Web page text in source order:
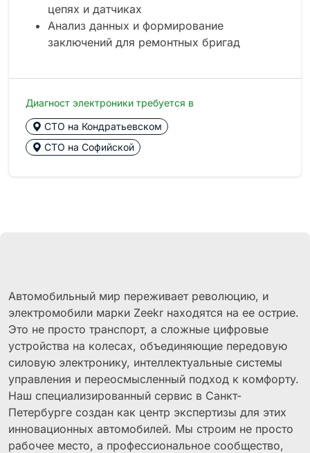
цепях и датчиках
Анализ данных и формирование
заключений для ремонтных бригад
Диагност электроники требуется в
СТО на Кондратьевском
СТО на Софийской
Автомобильный мир переживает революцию, и
электромобили марки Zeekr находятся на ее острие.
Это не просто транспорт, а сложные цифровые
устройства на колесах, объединяющие передовую
силовую электронику, интеллектуальные системы
управления и переосмысленный подход к комфорту.
Наш специализированный сервис в Санкт-
Петербурге создан как центр экспертизы для этих
инновационных автомобилей. Мы строим не просто
рабочее место, а профессиональное сообщество,